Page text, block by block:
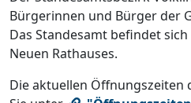
Bürgerinnen und Bürger der
Das Standesamt befindet
Neuen Rathauses.
Die aktuellen Öffnungszeiten